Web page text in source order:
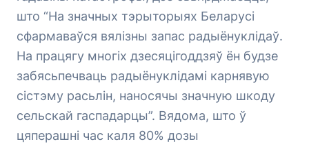
што “На значных тэрыторыях Беларусі
сфармаваўся вялізны запас радыёнуклідаў.
На працягу многіх дзесяцігоддзяў ён будзе
забясьпечваць радыёнуклідамі карнявую
сістэму расьлін, наносячы значную шкоду
сельскай гаспадарцы”. Вядома, што ў
цяперашні час каля 80% дозы